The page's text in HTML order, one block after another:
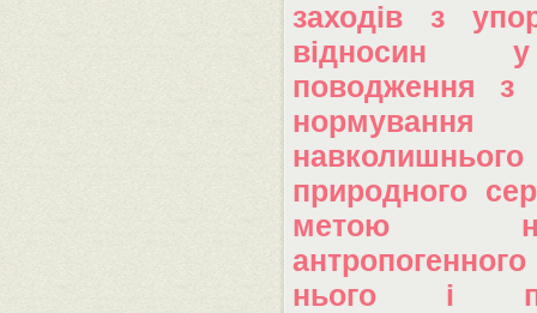
заходів з
відносин
поводження з
навколишнього
природного
метою
нього і